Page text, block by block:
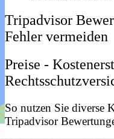
Tripadvisor
Fehler vermeiden
Preise -
So nutzen Sie diverse
Tripadvisor